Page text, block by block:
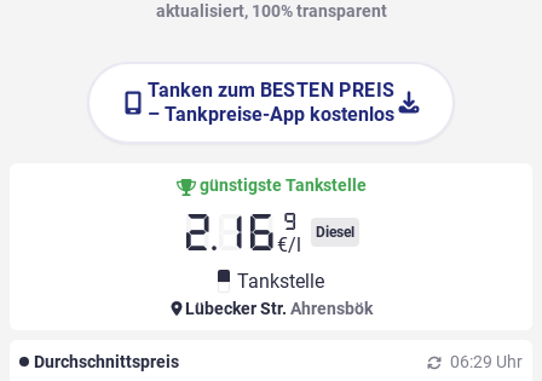
aktualisiert, 100% transparent
Tanken zum BESTEN PREIS
– Tankpreise-App kostenlos
günstigste Tankstelle
2.16 9
€/l
Diesel
Tankstelle
Lübecker Str. Ahrensbök
Durchschnittspreis 06:29 Uhr